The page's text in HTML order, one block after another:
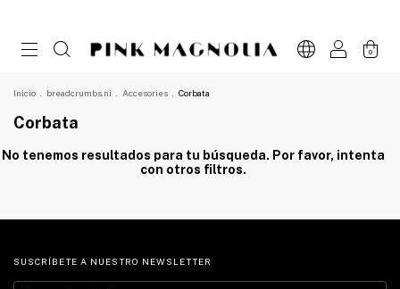
0
Inicio . breadcrumbs.ni . Accesories . Corbata
Corbata
No tenemos resultados para tu búsqueda. Por favor, intenta
con otros filtros.
SUSCRÍBETE A NUESTRO NEWSLETTER